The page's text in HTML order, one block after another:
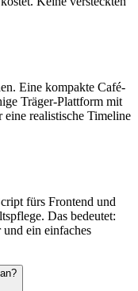
Eine kompakte Café-
Träger-Plattform mit
eine realistische Timeline
fürs Frontend und
Das bedeutet:
ein einfaches